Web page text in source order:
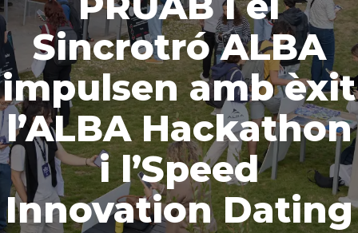
Sincrotró ALBA
impulsen amb èxit
l’ALBA Hackathon
i l’Speed
Innovation Dating